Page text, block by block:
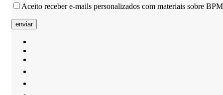
Aceito receber e-mails personalizados com materiais sobre BPM